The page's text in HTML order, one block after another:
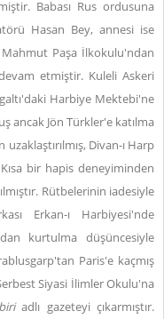
Babası Rus ordusuna
Hasan Bey, annesi ise
Mahmut Paşa İlkokulu'ndan
etmiştir. Kuleli Askeri
Harbiye Mektebi'ne
ancak Jön Türkler'e katılma
Divan-ı Harp
bir hapis deneyiminden
Rütbelerinin iadesiyle
Erkan-ı Harbiyesi'nde
kurtulma düşüncesiyle
Paris'e kaçmış
Siyasi İlimler Okulu'na
adlı gazeteyi çıkarmıştır.